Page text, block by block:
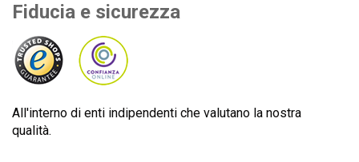
Fiducia e sicurezza
All'interno di enti indipendenti che valutano la nostra
qualità.